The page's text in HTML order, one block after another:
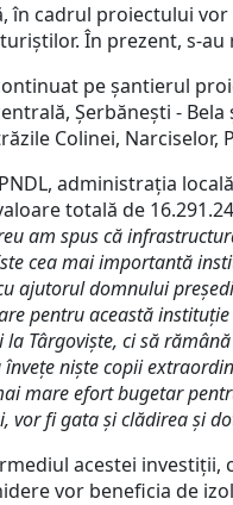
proiectului vor fi
În prezent, s-au
pe șantierul
Șerbănești -
Colinei,
administrația locală
totală de
am spus că
cea mai importantă
ajutorul domnului
pentru această
la Târgoviște, ci să
niște copii
mare efort bugetar
vor fi gata și clădirea și
acestei investiții,
vor beneficia de